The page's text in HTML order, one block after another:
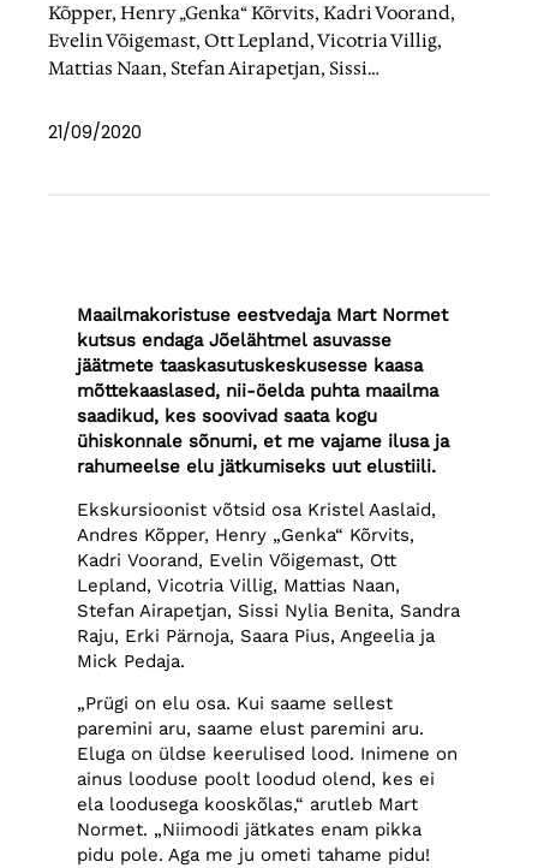
Kõpper, Henry „Genka“ Kõrvits, Kadri Voorand,
Evelin Võigemast, Ott Lepland, Vicotria Villig,
Mattias Naan, Stefan Airapetjan, Sissi…
21/09/2020
Maailmakoristuse eestvedaja Mart Normet
kutsus endaga Jõelähtmel asuvasse
jäätmete taaskasutuskeskusesse kaasa
mõttekaaslased, nii-öelda puhta maailma
saadikud, kes soovivad saata kogu
ühiskonnale sõnumi, et me vajame ilusa ja
rahumeelse elu jätkumiseks uut elustiili.
Ekskursioonist võtsid osa Kristel Aaslaid,
Andres Kõpper, Henry „Genka“ Kõrvits,
Kadri Voorand, Evelin Võigemast, Ott
Lepland, Vicotria Villig, Mattias Naan,
Stefan Airapetjan, Sissi Nylia Benita, Sandra
Raju, Erki Pärnoja, Saara Pius, Angeelia ja
Mick Pedaja.
„Prügi on elu osa. Kui saame sellest
paremini aru, saame elust paremini aru.
Eluga on üldse keerulised lood. Inimene on
ainus looduse poolt loodud olend, kes ei
ela loodusega kooskõlas,“ arutleb Mart
Normet. „Niimoodi jätkates enam pikka
pidu pole. Aga me ju ometi tahame pidu!